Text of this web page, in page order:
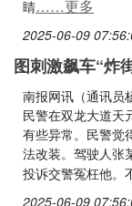
睛……更多
2025-06-09
图刺激飙车“炸
南报网讯（通讯员
民警在双龙大道天
有些异常。民警觉
法改装。驾驶人张
投诉交警冤枉他。
2025-06-09